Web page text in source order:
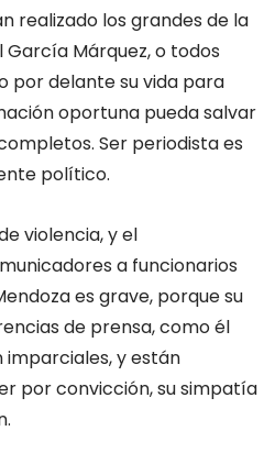
realizado los grandes de la
Márquez, o todos
por delante su vida para
oportuna pueda salvar
Ser periodista es
político.
violencia, y el
a funcionarios
es grave, porque su
de prensa, como él
imparciales, y están
por convicción, su simpatía